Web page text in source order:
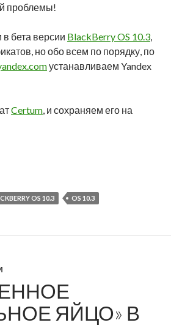
проблемы!
в бета версии BlackBerry OS 10.3,
но обо всем по порядку, по
устанавливаем Yandex
Certum, и сохраняем его на
10.3 установка сертификата для
OS 10.3 OS 10.3
ЯЙЦО» В